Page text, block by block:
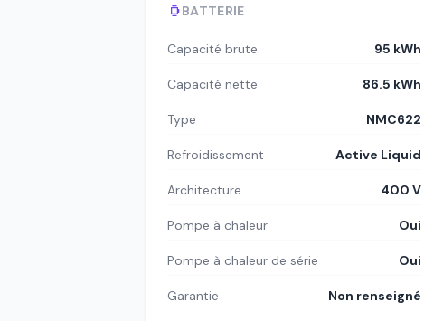
BATTERIE
Capacité brute 95 kWh
Capacité nette 86.5 kWh
Type NMC622
Refroidissement Active Liquid
Architecture 400 V
Pompe à chaleur Oui
Pompe à chaleur de série Oui
Garantie Non renseigné